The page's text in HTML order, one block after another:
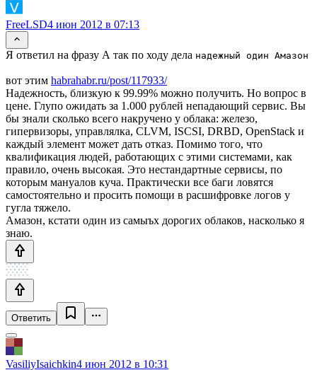
FreeLSD4 июн 2012 в 07:13
Я ответил на фразу А так по ходу дела надежный один Амазон
вот этим habrahabr.ru/post/117933/
Надежность, близкую к 99.99% можно получить. Но вопрос в
цене. Глупо ожидать за 1.000 рублей непадающий сервис. Вы
бы знали сколько всего накручено у облака: железо,
гипервизоры, управлялка, CLVM, ISCSI, DRBD, OpenStack и
каждый элемент может дать отказ. Помимо того, что
квалификация людей, работающих с этими системами, как
правило, очень высокая. Это нестандартные сервисы, по
которым мануалов куча. Практически все баги ловятся
самостоятельно и просить помощи в расшифровке логов у
гугла тяжело.
Амазон, кстати один из самыъх дорогих облаков, насколько я
знаю.
Ответить
VasiliyIsaichkin4 июн 2012 в 10:31